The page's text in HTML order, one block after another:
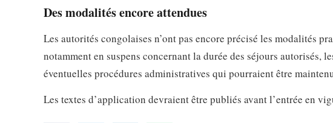
Des modalités encore attendues
Les autorités congolaises n’ont pas encore précisé les modalités
notamment en suspens concernant la durée des séjours autorisés,
éventuelles procédures administratives qui pourraient être
Les textes d’application devraient être publiés avant l’entrée en